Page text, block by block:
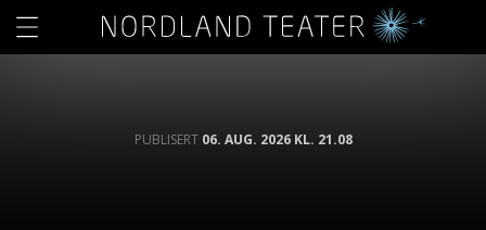
PUBLISERT 06. AUG. 2026 KL. 21.08